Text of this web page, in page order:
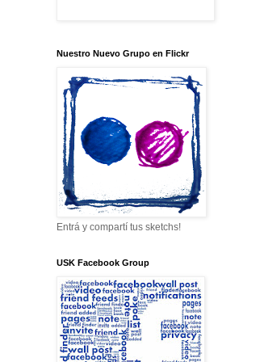
Nuestro Nuevo Grupo en Flickr
Entrá y compartí tus sketchs!
USK Facebook Group